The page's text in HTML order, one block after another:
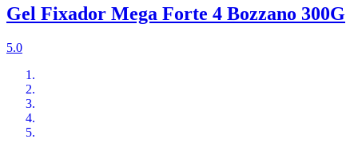
Gel Fixador Mega Forte 4 Bozzano 300G
5.0